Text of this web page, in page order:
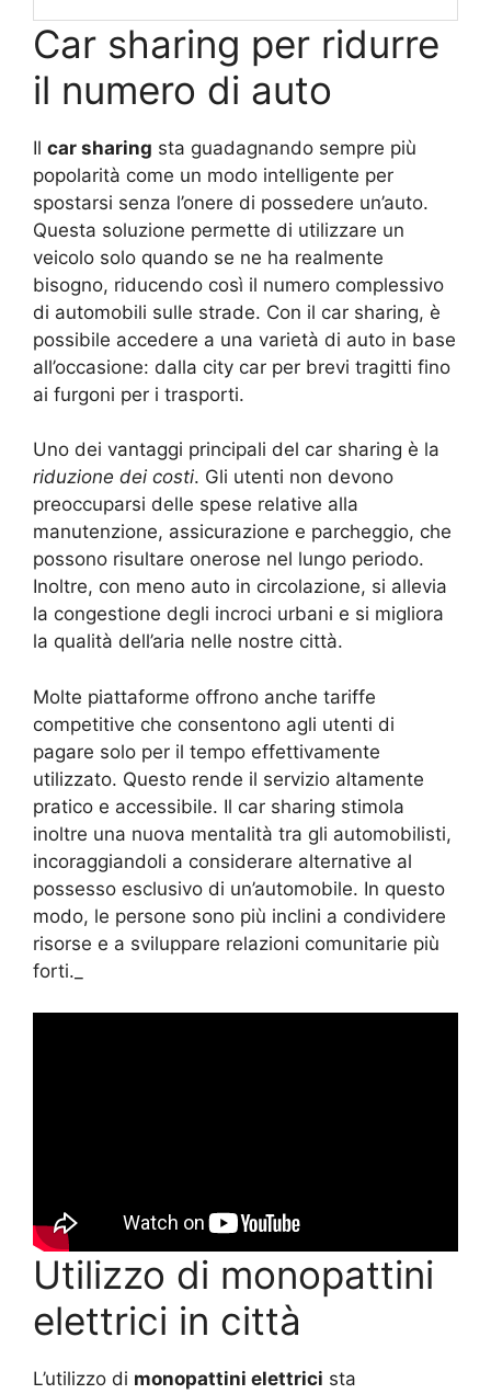
Car sharing per ridurre
il numero di auto
Il car sharing sta guadagnando sempre più
popolarità come un modo intelligente per
spostarsi senza l’onere di possedere un’auto.
Questa soluzione permette di utilizzare un
veicolo solo quando se ne ha realmente
bisogno, riducendo così il numero complessivo
di automobili sulle strade. Con il car sharing, è
possibile accedere a una varietà di auto in base
all’occasione: dalla city car per brevi tragitti fino
ai furgoni per i trasporti.
Uno dei vantaggi principali del car sharing è la
riduzione dei costi. Gli utenti non devono
preoccuparsi delle spese relative alla
manutenzione, assicurazione e parcheggio, che
possono risultare onerose nel lungo periodo.
Inoltre, con meno auto in circolazione, si allevia
la congestione degli incroci urbani e si migliora
la qualità dell’aria nelle nostre città.
Molte piattaforme offrono anche tariffe
competitive che consentono agli utenti di
pagare solo per il tempo effettivamente
utilizzato. Questo rende il servizio altamente
pratico e accessibile. Il car sharing stimola
inoltre una nuova mentalità tra gli automobilisti,
incoraggiandoli a considerare alternative al
possesso esclusivo di un’automobile. In questo
modo, le persone sono più inclini a condividere
risorse e a sviluppare relazioni comunitarie più
forti._
Utilizzo di monopattini
elettrici in città
L’utilizzo di monopattini elettrici sta